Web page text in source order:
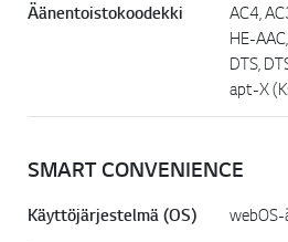
Äänentoistokoodekki
AC4,
HE-
DTS,
apt-X
SMART CONVENIENCE
Käyttöjärjestelmä (OS)